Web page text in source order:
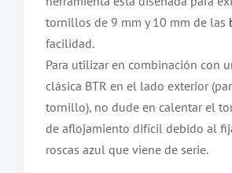
tornillos de 9 mm y 10 mm de las
facilidad.
Para utilizar en combinación con
clásica BTR en el lado exterior
tornillo), no dude en calentar el
de aflojamiento difícil debido al
roscas azul que viene de serie.